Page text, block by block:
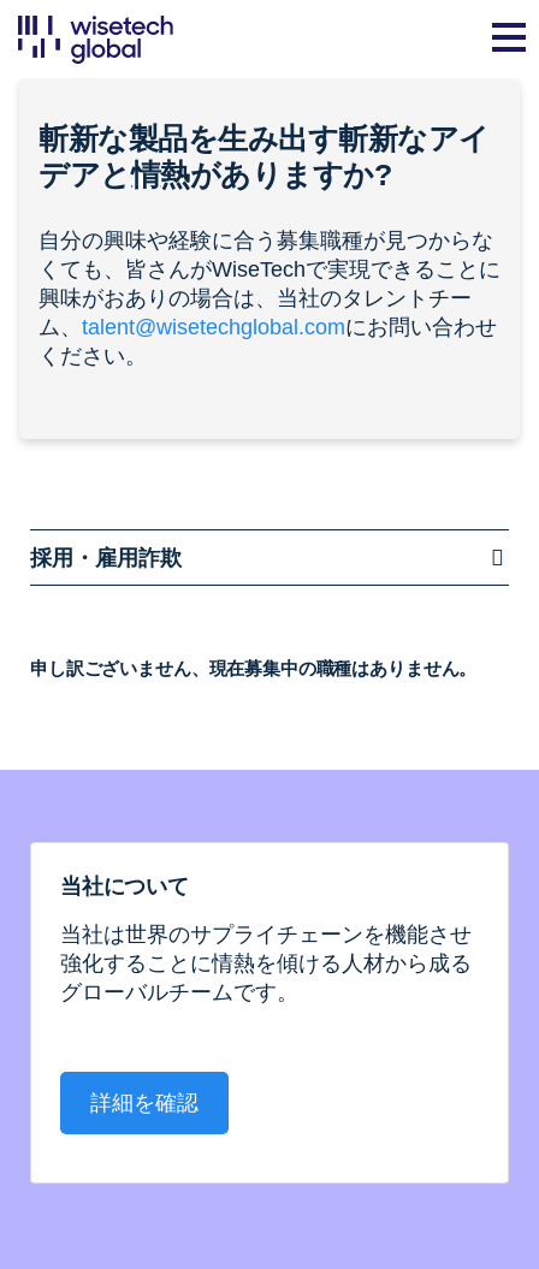
斬新な製品を生み出す斬新なアイ
デアと情熱がありますか?
自分の興味や経験に合う募集職種が見つからな
くても、皆さんがWiseTechで実現できることに
興味がおありの場合は、当社のタレントチー
ム、 talent@wisetechglobal.comにお問い合わせ
ください。
採用・雇用詐欺
申し訳ございません、現在募集中の職種はありません。
当社について
当社は世界のサプライチェーンを機能させ
強化することに情熱を傾ける人材から成る
グローバルチームです。
詳細を確認